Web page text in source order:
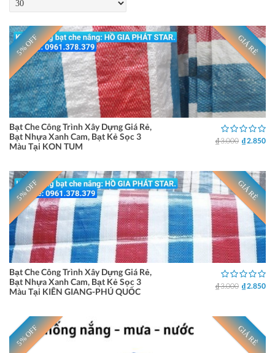
5% OFF GIÁ RẺ
Bạt Che Công Trình Xây Dựng Giá Rẻ,
Bạt Nhựa Xanh Cam, Bạt Kẻ Sọc 3
Màu Tại KON TUM
₫ 3.000 ₫ 2.850
5% OFF GIÁ RẺ
Bạt Che Công Trình Xây Dựng Giá Rẻ,
Bạt Nhựa Xanh Cam, Bạt Kẻ Sọc 3
Màu Tại KIÊN GIANG-PHÚ QUỐC
₫ 3.000 ₫ 2.850
5% OFF GIÁ RẺ